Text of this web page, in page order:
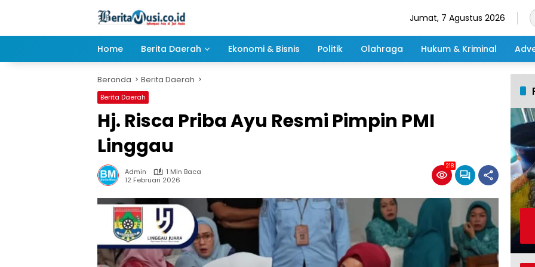
Jumat, 7 Agustus 2026
Home Berita Daerah Ekonomi & Bisnis Politik Olahraga Hukum & Kriminal
Beranda Berita Daerah
Berita Daerah
Hj. Risca Priba Ayu Resmi Pimpin PMI
Linggau
Admin
1 Min Baca
12 Februari 2026
218